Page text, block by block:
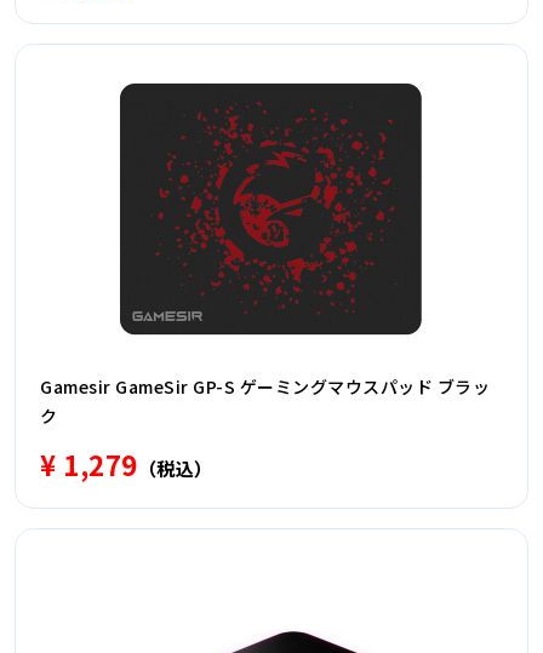
Gamesir GameSir GP-S ゲーミングマウスパッド ブラッ
ク
¥ 1,279 （税込）